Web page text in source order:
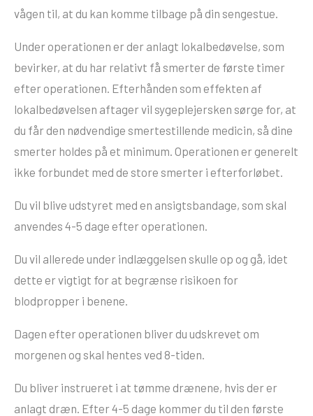
vågen til, at du kan komme tilbage på din sengestue.
Under operationen er der anlagt lokalbedøvelse, som
bevirker, at du har relativt få smerter de første timer
efter operationen. Efterhånden som effekten af
lokalbedøvelsen aftager vil sygeplejersken sørge for, at
du får den nødvendige smertestillende medicin, så dine
smerter holdes på et minimum. Operationen er generelt
ikke forbundet med de store smerter i efterforløbet.
Du vil blive udstyret med en ansigtsbandage, som skal
anvendes 4-5 dage efter operationen.
Du vil allerede under indlæggelsen skulle op og gå, idet
dette er vigtigt for at begrænse risikoen for
blodpropper i benene.
Dagen efter operationen bliver du udskrevet om
morgenen og skal hentes ved 8-tiden.
Du bliver instrueret i at tømme drænene, hvis der er
anlagt dræn. Efter 4-5 dage kommer du til den første